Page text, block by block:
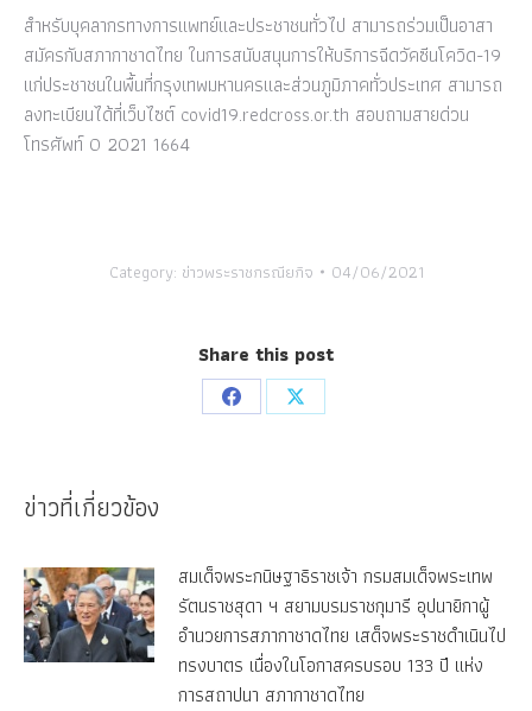
สำหรับบุคลากรทางการแพทย์และประชาชนทั่วไป สามารถร่วมเป็นอาสา
สมัครกับสภากาชาดไทย ในการสนับสนุนการให้บริการฉีดวัคซีนโควิด-19
แก่ประชาชนในพื้นที่กรุงเทพมหานครและส่วนภูมิภาคทั่วประเทศ สามารถ
ลงทะเบียนได้ที่เว็บไซต์ covid19.redcross.or.th สอบถามสายด่วน
โทรศัพท์ 0 2021 1664
Category: ข่าวพระราชกรณียกิจ 04/06/2021
Share this post
Share
Share
ข่าวที่เกี่ยวข้อง
สมเด็จพระกนิษฐาธิราชเจ้า กรมสมเด็จพระเทพ
รัตนราชสุดา ฯ สยามบรมราชกุมารี อุปนายิกาผู้
อำนวยการสภากาชาดไทย เสด็จพระราชดำเนินไป
ทรงบาตร เนื่องในโอกาสครบรอบ 133 ปี แห่ง
การสถาปนา สภากาชาดไทย